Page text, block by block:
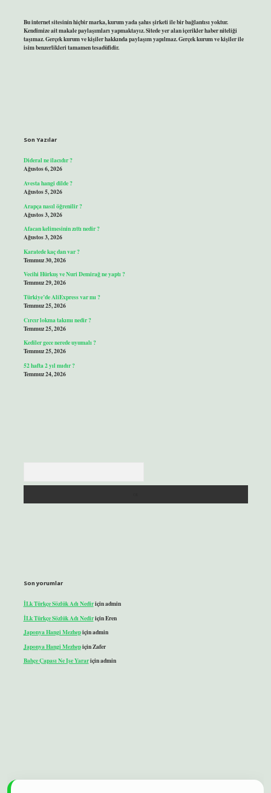
Bu internet sitesinin hiçbir marka, kurum yada şahıs şirketi ile bir bağlantısı yoktur.
Kendimize ait makale paylaşımları yapmaktayız. Sitede yer alan içerikler haber niteliği
taşımaz. Gerçek kurum ve kişiler hakkında paylaşım yapılmaz. Gerçek kurum ve kişiler ile
isim benzerlikleri tamamen tesadüfidir.
Son Yazılar
Dideral ne ilacıdır ?
Ağustos 6, 2026
Avesta hangi dilde ?
Ağustos 5, 2026
Arapça nasıl öğrenilir ?
Ağustos 3, 2026
Afacan kelimesinin zıttı nedir ?
Ağustos 3, 2026
Karatede kaç dan var ?
Temmuz 30, 2026
Vecihi Hürkuş ve Nuri Demirağ ne yaptı ?
Temmuz 29, 2026
Türkiye’de AliExpress var mı ?
Temmuz 25, 2026
Cırcır lokma takımı nedir ?
Temmuz 25, 2026
Kediler gece nerede uyumalı ?
Temmuz 25, 2026
52 hafta 2 yıl mıdır ?
Temmuz 24, 2026
Son yorumlar
İLk Türkçe Sözlük Adı Nediriçinadmin
İLk Türkçe Sözlük Adı NediriçinEren
Japonya Hangi Mezhepiçinadmin
Japonya Hangi MezhepiçinZafer
Bahçe Çapası Ne Işe Yarariçinadmin